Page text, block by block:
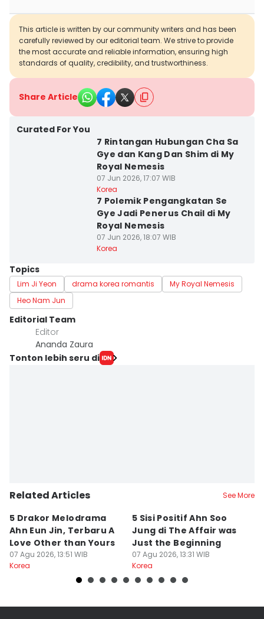
This article is written by our community writers and has been
carefully reviewed by our editorial team. We strive to provide
the most accurate and reliable information, ensuring high
standards of quality, credibility, and trustworthiness.
Share Article
Curated For You
7 Rintangan Hubungan Cha Sa
Gye dan Kang Dan Shim di My
Royal Nemesis
07 Jun 2026, 17:07 WIB
Korea
7 Polemik Pengangkatan Se
Gye Jadi Penerus Chail di My
Royal Nemesis
07 Jun 2026, 18:07 WIB
Korea
Topics
Lim Ji Yeon drama korea romantis
My Royal Nemesis
Heo Nam Jun
Editorial Team
Editor
Ananda Zaura
Tonton lebih seru di
Related Articles See More
5 Drakor Melodrama
Ahn Eun Jin, Terbaru A
Love Other than Yours
07 Agu 2026, 13:51 WIB
Korea
5 Sisi Positif Ahn Soo
Jung di The Affair was
Just the Beginning
07 Agu 2026, 13:31 WIB
Korea